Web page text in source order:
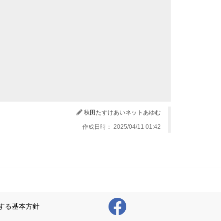
秋田たすけあいネットあゆむ
作成日時： 2025/04/11 01:42
る基本方針